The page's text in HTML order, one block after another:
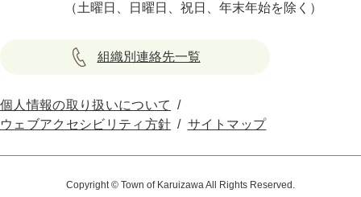
（土曜日、日曜日、祝日、年末年始を除く）
組織別連絡先一覧
個人情報の取り扱いについて
ウェブアクセシビリティ方針
サイトマップ
Copyright © Town of Karuizawa All Rights Reserved.